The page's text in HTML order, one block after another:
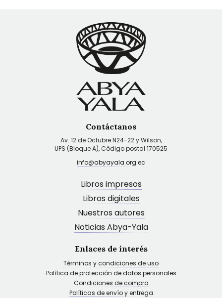
Contáctanos
Av. 12 de Octubre N24-22 y Wilson,
UPS (Bloque A), Código postal 170525
info@abyayala.org.ec
Libros impresos
Libros digitales
Nuestros autores
Noticias Abya-Yala
Enlaces de interés
Términos y condiciones de uso
Política de protección de datos personales
Condiciones de compra
Políticas de envío y entrega